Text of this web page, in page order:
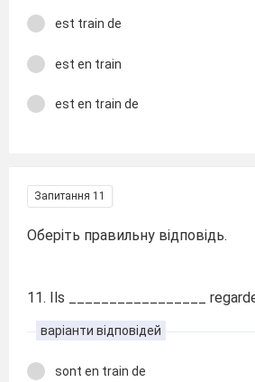
est train de
est en train
est en train de
Запитання 11
Оберіть правильну відповідь.
11. Ils _________________
варіанти відповідей
sont en train de